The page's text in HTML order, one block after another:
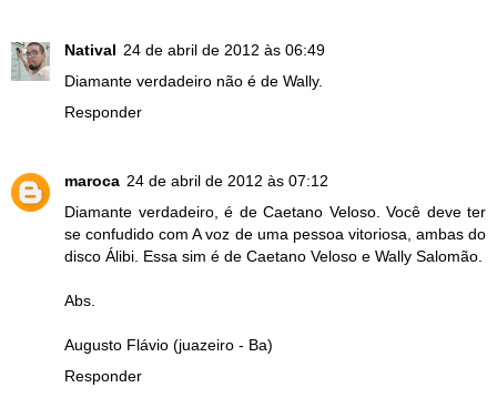
Natival 24 de abril de 2012 às 06:49
Diamante verdadeiro não é de Wally.
Responder
maroca 24 de abril de 2012 às 07:12
Diamante verdadeiro, é de Caetano Veloso. Você deve ter
se confudido com A voz de uma pessoa vitoriosa, ambas do
disco Álibi. Essa sim é de Caetano Veloso e Wally Salomão.
Abs.
Augusto Flávio (juazeiro - Ba)
Responder